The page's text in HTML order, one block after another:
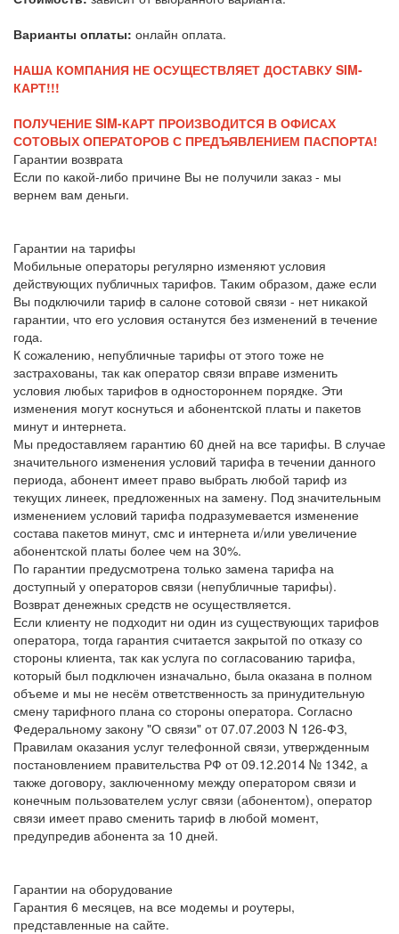
Варианты оплаты: онлайн оплата.
НАША КОМПАНИЯ НЕ ОСУЩЕСТВЛЯЕТ ДОСТАВКУ SIM-
КАРТ!!!
ПОЛУЧЕНИЕ SIM-КАРТ ПРОИЗВОДИТСЯ В ОФИСАХ
СОТОВЫХ ОПЕРАТОРОВ С ПРЕДЪЯВЛЕНИЕМ ПАСПОРТА!
Гарантии возврата
Если по какой-либо причине Вы не получили заказ - мы
вернем вам деньги.
Гарантии на тарифы
Мобильные операторы регулярно изменяют условия
действующих публичных тарифов. Таким образом, даже если
Вы подключили тариф в салоне сотовой связи - нет никакой
гарантии, что его условия останутся без изменений в течение
года.
К сожалению, непубличные тарифы от этого тоже не
застрахованы, так как оператор связи вправе изменить
условия любых тарифов в одностороннем порядке. Эти
изменения могут коснуться и абонентской платы и пакетов
минут и интернета.
Мы предоставляем гарантию 60 дней на все тарифы. В случае
значительного изменения условий тарифа в течении данного
периода, абонент имеет право выбрать любой тариф из
текущих линеек, предложенных на замену. Под значительным
изменением условий тарифа подразумевается изменение
состава пакетов минут, смс и интернета и/или увеличение
абонентской платы более чем на 30%.
По гарантии предусмотрена только замена тарифа на
доступный у операторов связи (непубличные тарифы).
Возврат денежных средств не осуществляется.
Если клиенту не подходит ни один из существующих тарифов
оператора, тогда гарантия считается закрытой по отказу со
стороны клиента, так как услуга по согласованию тарифа,
который был подключен изначально, была оказана в полном
объеме и мы не несём ответственность за принудительную
смену тарифного плана со стороны оператора. Согласно
Федеральному закону "О связи" от 07.07.2003 N 126-ФЗ,
Правилам оказания услуг телефонной связи, утвержденным
постановлением правительства РФ от 09.12.2014 № 1342, а
также договору, заключенному между оператором связи и
конечным пользователем услуг связи (абонентом), оператор
связи имеет право сменить тариф в любой момент,
предупредив абонента за 10 дней.
Гарантии на оборудование
Гарантия 6 месяцев, на все модемы и роутеры,
представленные на сайте.